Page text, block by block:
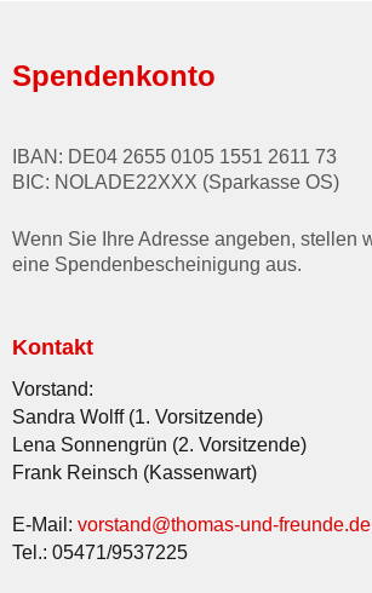
Spendenkonto
IBAN: DE04 2655 0105 1551 2611 73
BIC: NOLADE22XXX (Sparkasse OS)
Wenn Sie Ihre Adresse angeben, stellen
eine Spendenbescheinigung aus.
Kontakt
Vorstand:
Sandra Wolff (1. Vorsitzende)
Lena Sonnengrün (2. Vorsitzende)
Frank Reinsch (Kassenwart)
E-Mail: vorstand@thomas-und-freunde.de
Tel.: 05471/9537225